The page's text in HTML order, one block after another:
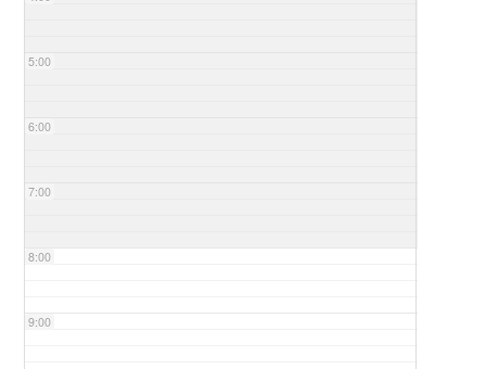
5:00
6:00
7:00
8:00
9:00